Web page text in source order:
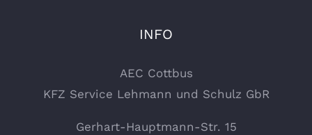
INFO
AEC Cottbus
KFZ Service Lehmann und Schulz GbR
Gerhart-Hauptmann-Str. 15